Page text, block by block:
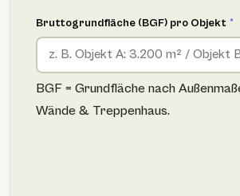
Bruttogrundfläche (BGF) pro Objekt *
BGF = Grundfläche nach
Wände & Treppenhaus.